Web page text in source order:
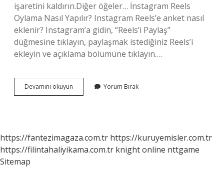
işaretini kaldırın.Diğer öğeler… İnstagram Reels
Oylama Nasıl Yapılır? Instagram Reels’e anket nasıl
eklenir? Instagram’a gidin, “Reels’i Paylaş”
düğmesine tıklayın, paylaşmak istediğiniz Reels’i
ekleyin ve açıklama bölümüne tıklayın.…
Devamını okuyun Instagram
Oylama
Yorum Bırak
https://fantezimagaza.com.tr https://kuruyemisler.com.tr
https://filintahaliyikama.com.tr knight online nttgame
Sitemap